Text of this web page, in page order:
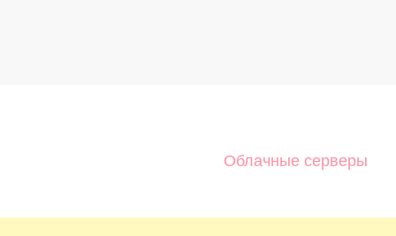
Облачные серверы